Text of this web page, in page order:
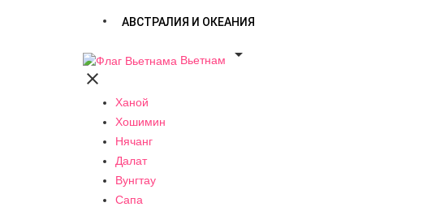
АВСТРАЛИЯ И ОКЕАНИЯ
Вьетнам


Ханой
Хошимин
Нячанг
Далат
Вунгтау
Сапа